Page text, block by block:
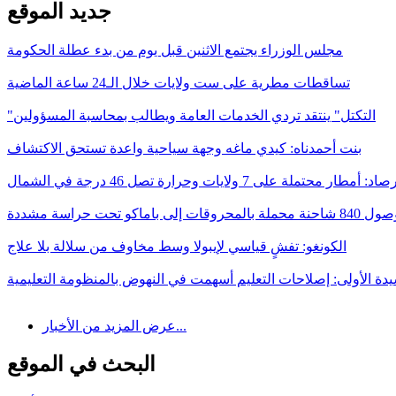
جديد الموقع
مجلس الوزراء يجتمع الاثنين قبل يوم من بدء عطلة الحكومة
تساقطات مطرية على ست ولايات خلال الـ24 ساعة الماضية
"التكتل" ينتقد تردي الخدمات العامة ويطالب بمحاسبة المسؤولين
بنت أحمدناه: كيدي ماغه وجهة سياحية واعدة تستحق الاكتشاف
أمطار محتملة على 7 ولايات وحرارة تصل 46 درجة في الشمال
باماكو تحت حراسة مشددة
الكونغو: تفشٍ قياسي لإيبولا وسط مخاوف من سلالة بلا علاج
الأولى: إصلاحات التعليم أسهمت في النهوض بالمنظومة التعليمية
عرض المزيد من الأخبار...
البحث في الموقع